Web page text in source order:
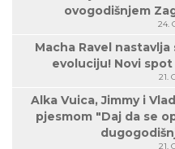
ovogodišnjem
24.
Macha Ravel
evoluciju! Novi
21.
Alka Vuica, Jimmy i
pjesmom "Daj da se
21.